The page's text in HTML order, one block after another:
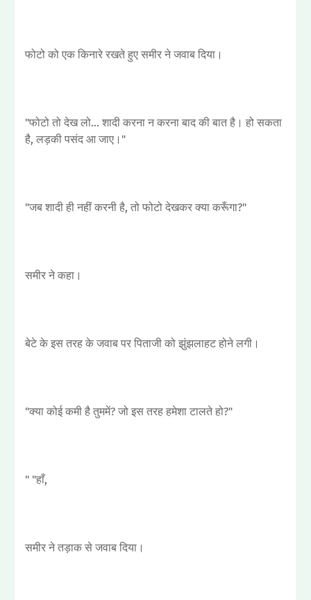
फोटो को एक किनारे रखते हुए समीर ने जवाब दिया।
"फोटो तो देख लो... शादी करना न करना बाद की बात है। हो सकता
है, लड़की पसंद आ जाए।"
"जब शादी ही नहीं करनी है, तो फोटो देखकर क्या करूँगा?"
समीर ने कहा।
बेटे के इस तरह के जवाब पर पिताजी को झुंझलाहट होने लगी।
"क्या कोई कमी है तुममें? जो इस तरह हमेशा टालते हो?"
" "हाँ,
समीर ने तड़ाक से जवाब दिया।